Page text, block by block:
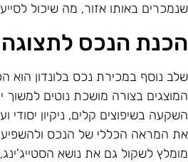
באותו אזור, מה שיכול
הנכס לתצוגה
נוסף במכירת נכס בלונדון הוא
בצורה מושכת נוטים למשוך
בשיפוצים קלים, ניקיון יסודי
המראה הכללי של הנכס
לשקול גם את נושא